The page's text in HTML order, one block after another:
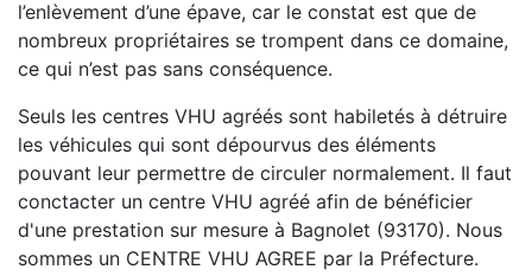
l’enlèvement d’une épave, car le constat est que de
nombreux propriétaires se trompent dans ce domaine,
ce qui n’est pas sans conséquence.
Seuls les centres VHU agréés sont habiletés à détruire
les véhicules qui sont dépourvus des éléments
pouvant leur permettre de circuler normalement. Il faut
conctacter un centre VHU agréé afin de bénéficier
d'une prestation sur mesure à Bagnolet (93170). Nous
sommes un CENTRE VHU AGREE par la Préfecture.